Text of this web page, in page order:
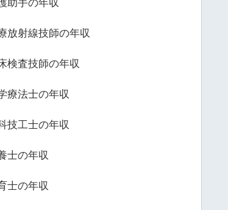
助手の年収
放射線技師の年収
検査技師の年収
療法士の年収
技工士の年収
士の年収
士の年収